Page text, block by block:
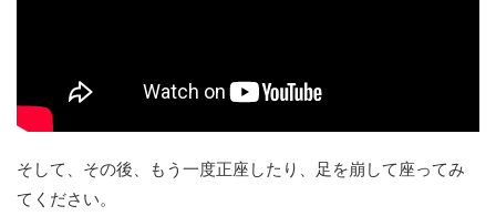
そして、その後、もう一度正座したり、足を崩して座ってみ
てください。